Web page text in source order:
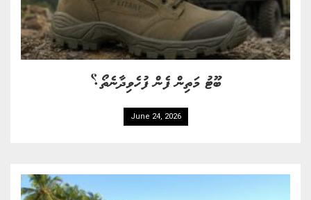
ބޫޓު މަތިން ފެން ފުހެވިދާނެތޯ؟
June 24, 2026